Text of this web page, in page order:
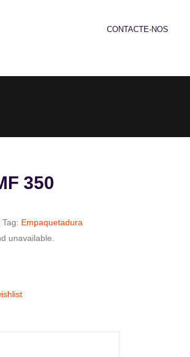
CONTACTE-NOS
350
Tag: Empaquetadura
unavailable.